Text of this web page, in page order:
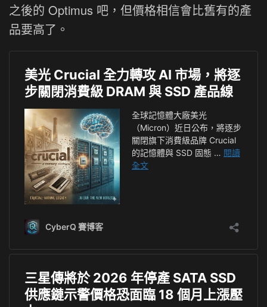
之後的 Optimus 吧，但價格相信會比舊有的產
品要高了。